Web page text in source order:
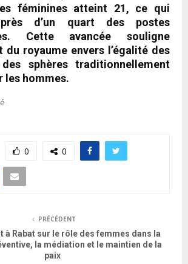
féminines atteint 21, ce qui
près d’un quart des postes
Cette avancée souligne
du royaume envers l’égalité des
sphères traditionnellement
les hommes.
0 0
PRÉCÉDENT
à Rabat sur le rôle des femmes dans la
la médiation et le maintien de la
paix